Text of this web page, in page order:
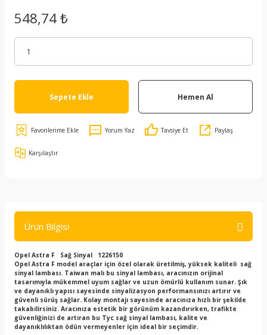
548,74 ₺
Sepete Ekle Hemen Al
Yorum Yaz Tavsiye Et Paylaş
Karşılaştır
Ürün Bilgisi
Opel Astra F Sağ Sinyal 1226150
Opel Astra F model araçlar için özel olarak üretilmiş, yüksek kaliteli sağ
sinyal lambası. Taiwan malı bu sinyal lambası, aracınızın orijinal
tasarımıyla mükemmel uyum sağlar ve uzun ömürlü kullanım sunar. Şık
ve dayanıklı yapısı sayesinde sinyalizasyon performansınızı artırır ve
güvenli sürüş sağlar. Kolay montajı sayesinde aracınıza hızlı bir şekilde
takabilirsiniz. Aracınıza estetik bir görünüm kazandırırken, trafikte
güvenliğinizi de artıran bu Tyc sağ sinyal lambası, kalite ve
dayanıklılıktan ödün vermeyenler için ideal bir seçimdir.